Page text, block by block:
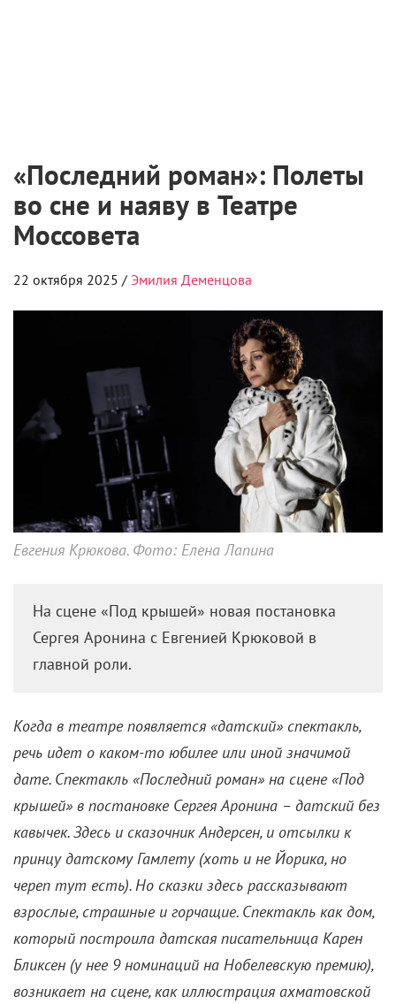
«Последний роман»: Полеты
во сне и наяву в Театре
Моссовета
22 октября 2025 / Эмилия Деменцова
Евгения Крюкова. Фото: Елена Лапина
На сцене «Под крышей» новая постановка
Сергея Аронина с Евгенией Крюковой в
главной роли.
Когда в театре появляется «датский» спектакль,
речь идет о каком-то юбилее или иной значимой
дате. Спектакль «Последний роман» на сцене «Под
крышей» в постановке Сергея Аронина – датский без
кавычек. Здесь и сказочник Андерсен, и отсылки к
принцу датскому Гамлету (хоть и не Йорика, но
череп тут есть). Но сказки здесь рассказывают
взрослые, страшные и горчащие. Спектакль как дом,
который построила датская писательница Карен
Бликсен (у нее 9 номинаций на Нобелевскую премию),
возникает на сцене, как иллюстрация ахматовской